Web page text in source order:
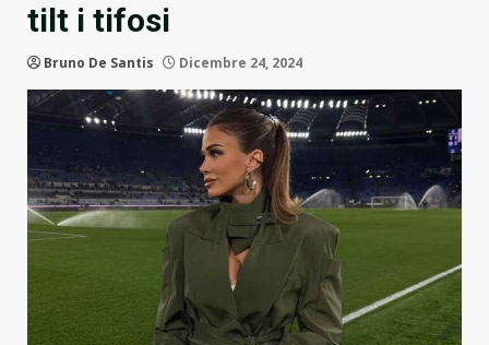
tilt i tifosi
Bruno De Santis Dicembre 24, 2024